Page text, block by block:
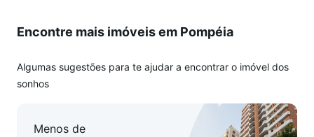
Encontre mais imóveis em Pompéia
Algumas sugestões para te ajudar a encontrar o imóvel dos
sonhos
Menos de